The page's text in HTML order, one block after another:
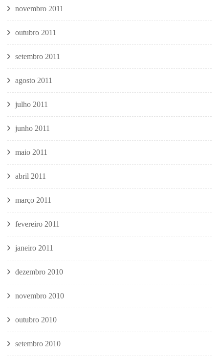
novembro 2011
outubro 2011
setembro 2011
agosto 2011
julho 2011
junho 2011
maio 2011
abril 2011
março 2011
fevereiro 2011
janeiro 2011
dezembro 2010
novembro 2010
outubro 2010
setembro 2010